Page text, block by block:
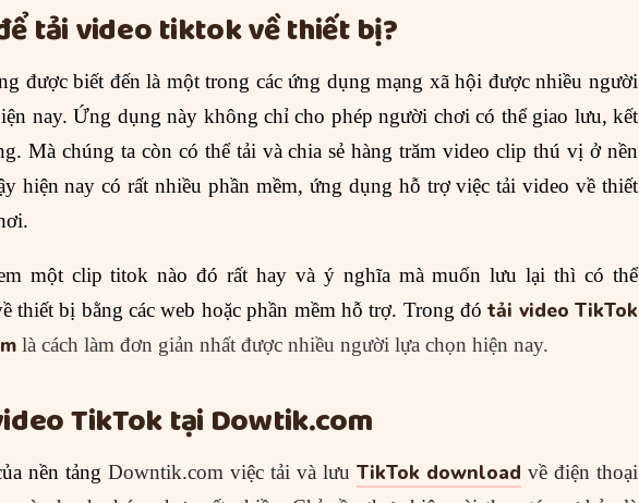
tải video tiktok về thiết bị?
được biết đến là một trong các ứng dụng mạng xã hội được nhiều người
nay. Ứng dụng này không chỉ cho phép người chơi có thể giao lưu, kết
Mà chúng ta còn có thể tải và chia sẻ hàng trăm video clip thú vị ở nền
hiện nay có rất nhiều phần mềm, ứng dụng hỗ trợ việc tải video về thiết
một clip titok nào đó rất hay và ý nghĩa mà muốn lưu lại thì có thể
thiết bị bằng các web hoặc phần mềm hỗ trợ. Trong đótải video TikTok
là cách làm đơn giản nhất được nhiều người lựa chọn hiện nay.
TikTok tại Dowtik.com
nền tảng Downtik.com việc tải và lưu TikTok download về điện thoại